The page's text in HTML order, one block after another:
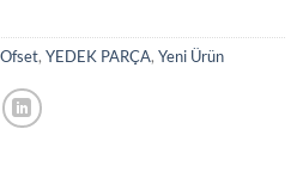
, YEDEK PARÇA, Yeni Ürün